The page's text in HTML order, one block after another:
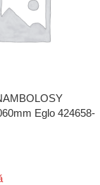
Eglo 424658-